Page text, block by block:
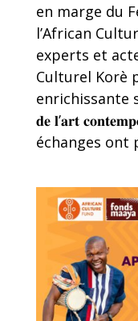
en marge du
l’African
experts et
Culturel Korè
enrichissante
𝐝𝐞 𝐥’𝐚𝐫𝐭
échanges ont